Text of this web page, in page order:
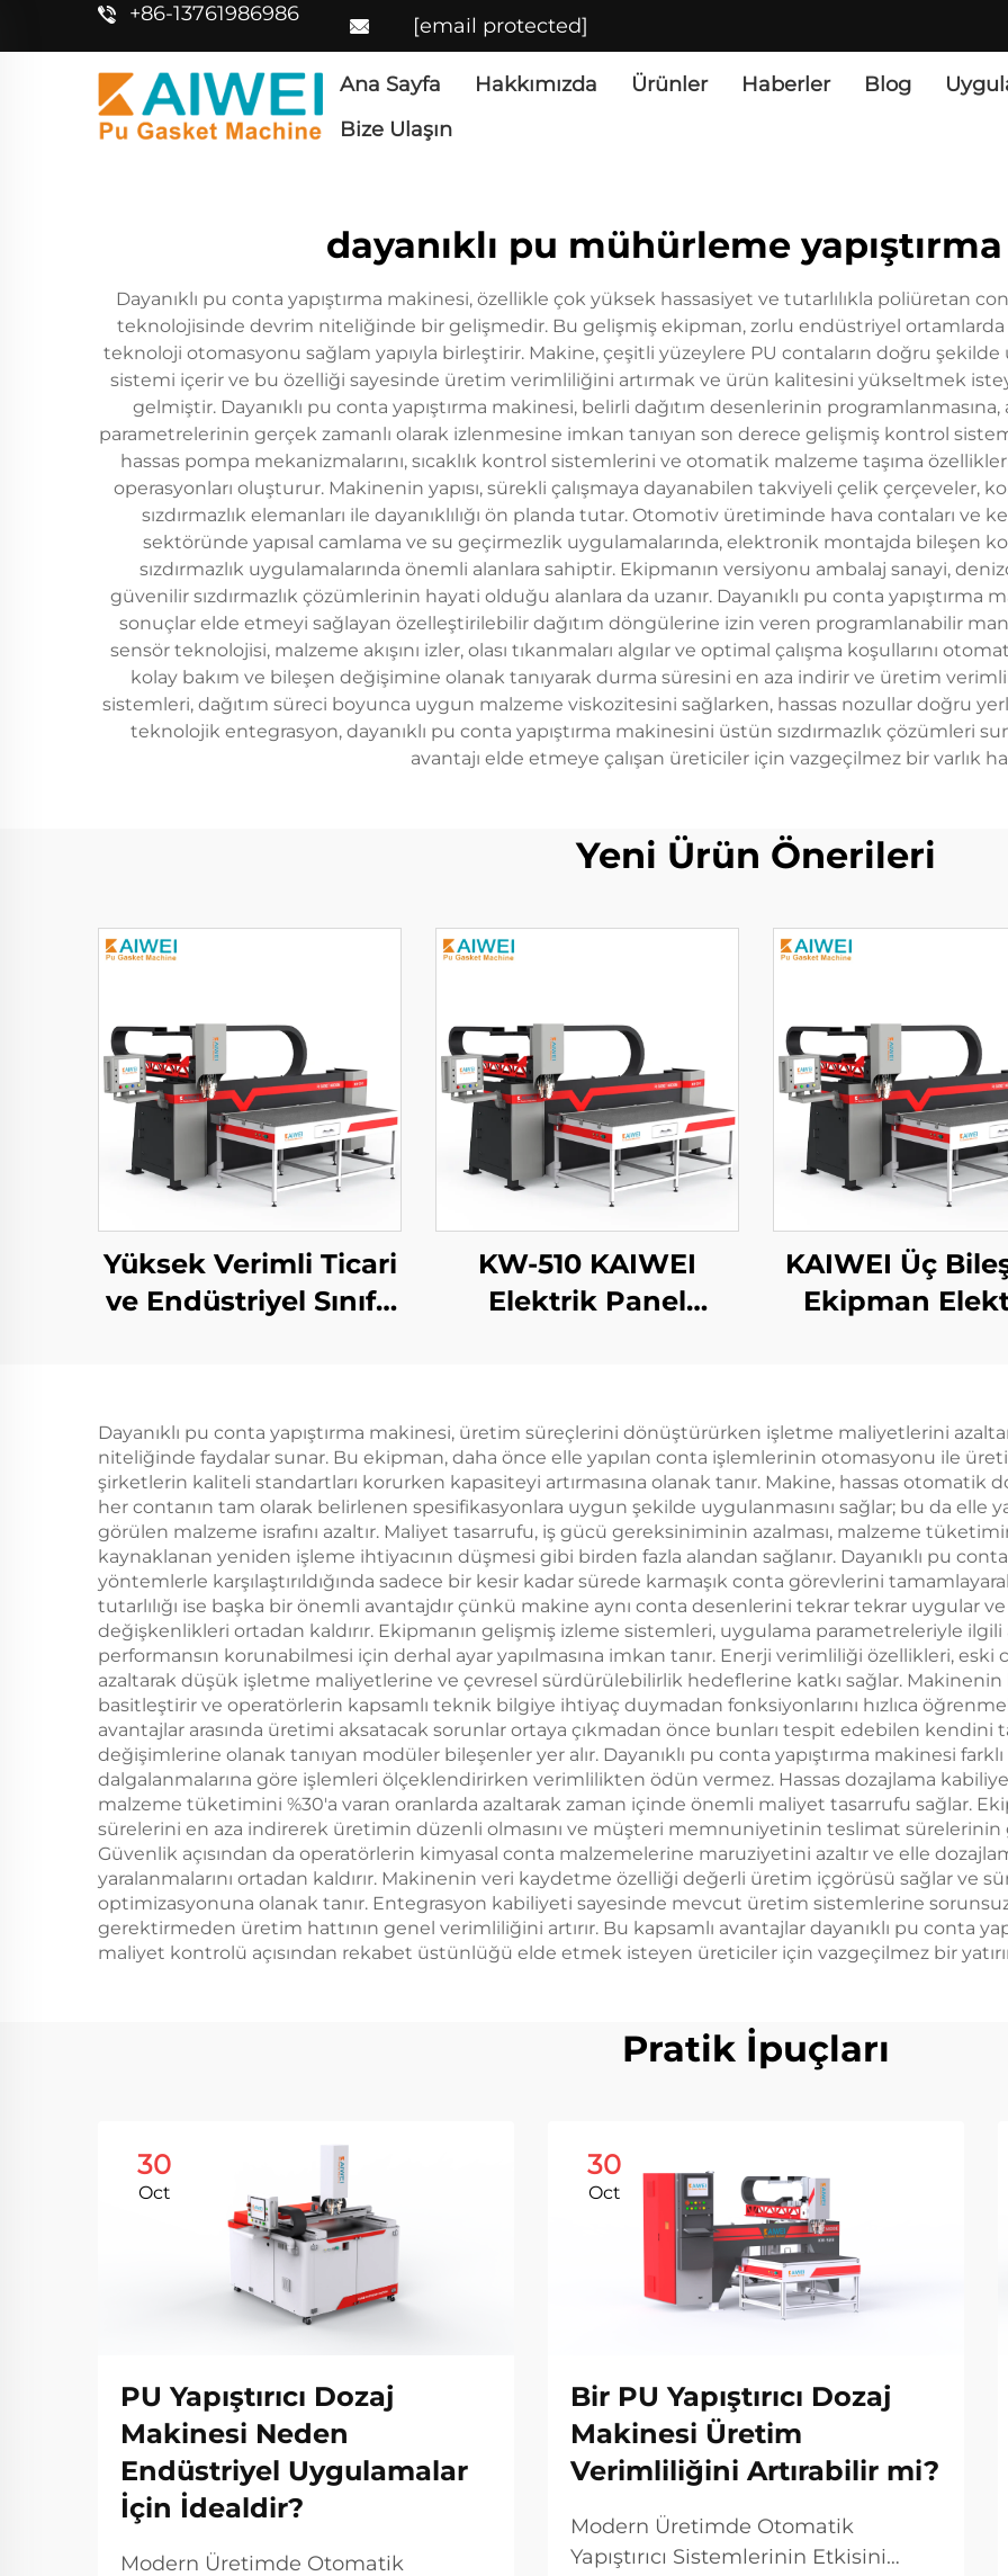
+86-13761986986 [email protected]
Ana Sayfa Hakkımızda Ürünler Haberler Blog
Bize Ulaşın
dayanıklı pu mühürleme
Dayanıklı pu conta yapıştırma makinesi, özellikle çok yüksek hassasiyet ve tutarlılıkla poliüretan
teknolojisinde devrim niteliğinde bir gelişmedir. Bu gelişmiş ekipman, zorlu endüstriyel
teknoloji otomasyonu sağlam yapıyla birleştirir. Makine, çeşitli yüzeylere PU contaların doğru şekilde
sistemi içerir ve bu özelliği sayesinde üretim verimliliğini artırmak ve ürün kalitesini yükseltmek
gelmiştir. Dayanıklı pu conta yapıştırma makinesi, belirli dağıtım desenlerinin programlanmasına,
parametrelerinin gerçek zamanlı olarak izlenmesine imkan tanıyan son derece gelişmiş kontrol
hassas pompa mekanizmalarını, sıcaklık kontrol sistemlerini ve otomatik malzeme taşıma
operasyonları oluşturur. Makinenin yapısı, sürekli çalışmaya dayanabilen takviyeli çelik çerçeveler,
sızdırmazlık elemanları ile dayanıklılığı ön planda tutar. Otomotiv üretiminde hava contaları ve
sektöründe yapısal camlama ve su geçirmezlik uygulamalarında, elektronik montajda bileşen
sızdırmazlık uygulamalarında önemli alanlara sahiptir. Ekipmanın versiyonu ambalaj sanayi,
güvenilir sızdırmazlık çözümlerinin hayati olduğu alanlara da uzanır. Dayanıklı pu conta
sonuçlar elde etmeyi sağlayan özelleştirilebilir dağıtım döngülerine izin veren programlanabilir
sensör teknolojisi, malzeme akışını izler, olası tıkanmaları algılar ve optimal çalışma koşullarını
kolay bakım ve bileşen değişimine olanak tanıyarak durma süresini en aza indirir ve üretim
sistemleri, dağıtım süreci boyunca uygun malzeme viskozitesini sağlarken, hassas nozullar doğru
teknolojik entegrasyon, dayanıklı pu conta yapıştırma makinesini üstün sızdırmazlık çözümleri
avantajı elde etmeye çalışan üreticiler için vazgeçilmez bir varlık
Yeni Ürün Önerileri
Yüksek Verimli Ticari
ve Endüstriyel Sınıf -
KW-510 KAIWEI
Elektrik Panel
Makinesi
KAIWEI Üç
Ekipman
Dayanıklı pu conta yapıştırma makinesi, üretim süreçlerini dönüştürürken işletme maliyetlerini
niteliğinde faydalar sunar. Bu ekipman, daha önce elle yapılan conta işlemlerinin otomasyonu ile
şirketlerin kaliteli standartları korurken kapasiteyi artırmasına olanak tanır. Makine, hassas otomatik
her contanın tam olarak belirlenen spesifikasyonlara uygun şekilde uygulanmasını sağlar; bu da elle
görülen malzeme israfını azaltır. Maliyet tasarrufu, iş gücü gereksiniminin azalması, malzeme
kaynaklanan yeniden işleme ihtiyacının düşmesi gibi birden fazla alandan sağlanır. Dayanıklı pu
yöntemlerle karşılaştırıldığında sadece bir kesir kadar sürede karmaşık conta görevlerini
tutarlılığı ise başka bir önemli avantajdır çünkü makine aynı conta desenlerini tekrar tekrar uygular
değişkenlikleri ortadan kaldırır. Ekipmanın gelişmiş izleme sistemleri, uygulama parametreleriyle
performansın korunabilmesi için derhal ayar yapılmasına imkan tanır. Enerji verimliliği özellikleri,
azaltarak düşük işletme maliyetlerine ve çevresel sürdürülebilirlik hedeflerine katkı sağlar.
basitleştirir ve operatörlerin kapsamlı teknik bilgiye ihtiyaç duymadan fonksiyonlarını hızlıca
avantajlar arasında üretimi aksatacak sorunlar ortaya çıkmadan önce bunları tespit edebilen kendini
değişimlerine olanak tanıyan modüler bileşenler yer alır. Dayanıklı pu conta yapıştırma makinesi
dalgalanmalarına göre işlemleri ölçeklendirirken verimlilikten ödün vermez. Hassas dozajlama
malzeme tüketimini %30'a varan oranlarda azaltarak zaman içinde önemli maliyet tasarrufu sağlar.
sürelerini en aza indirerek üretimin düzenli olmasını ve müşteri memnuniyetinin teslimat sürelerinin
Güvenlik açısından da operatörlerin kimyasal conta malzemelerine maruziyetini azaltır ve elle
yaralanmalarını ortadan kaldırır. Makinenin veri kaydetme özelliği değerli üretim içgörüsü sağlar ve
optimizasyonuna olanak tanır. Entegrasyon kabiliyeti sayesinde mevcut üretim sistemlerine
gerektirmeden üretim hattının genel verimliliğini artırır. Bu kapsamlı avantajlar dayanıklı pu conta
maliyet kontrolü açısından rekabet üstünlüğü elde etmek isteyen üreticiler için vazgeçilmez bir
Pratik İpuçları
30
Oct
PU Yapıştırıcı Dozaj
Makinesi Neden
Endüstriyel Uygulamalar
İçin İdealdir?
Modern Üretimde Otomatik
30
Oct
Bir PU Yapıştırıcı Dozaj
Makinesi Üretim
Verimliliğini Artırabilir mi?
Modern Üretimde Otomatik
Yapıştırıcı Sistemlerinin Etkisini